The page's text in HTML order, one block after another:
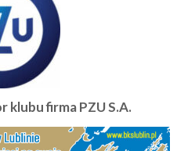
klubu firma PZU S.A.